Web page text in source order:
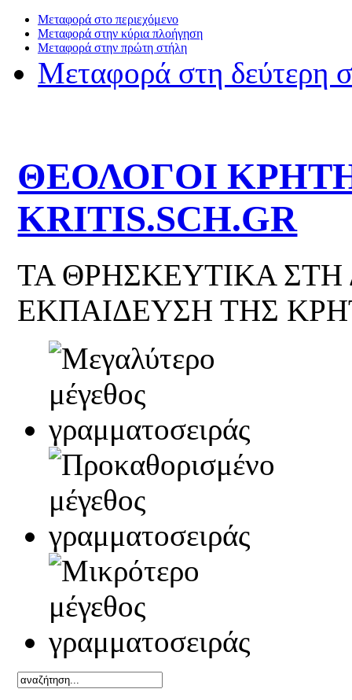
Μεταφορά στο περιεχόμενο
Μεταφορά στην κύρια πλοήγηση
Μεταφορά στην πρώτη στήλη
Μεταφορά στη δεύτερη
ΘΕΟΛΟΓΟΙ
KRITIS.SCH.GR
ΤΑ ΘΡΗΣΚΕΥΤΙΚΑ
ΕΚΠΑΙΔΕΥΣΗ ΤΗΣ